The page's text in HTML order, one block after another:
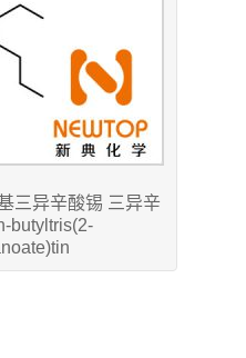
三异辛酸锡 三异辛
butyltris(2-